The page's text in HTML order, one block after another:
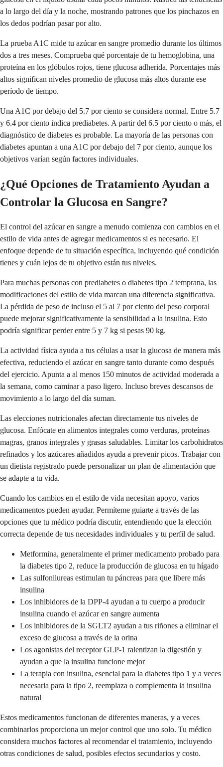
a lo largo del día y la noche, mostrando patrones que los pinchazos en
los dedos podrían pasar por alto.
La prueba A1C mide tu azúcar en sangre promedio durante los últimos
dos a tres meses. Comprueba qué porcentaje de tu hemoglobina, una
proteína en los glóbulos rojos, tiene glucosa adherida. Porcentajes más
altos significan niveles promedio de glucosa más altos durante ese
período de tiempo.
Una A1C por debajo del 5.7 por ciento se considera normal. Entre 5.7
y 6.4 por ciento indica prediabetes. A partir del 6.5 por ciento o más, el
diagnóstico de diabetes es probable. La mayoría de las personas con
diabetes apuntan a una A1C por debajo del 7 por ciento, aunque los
objetivos varían según factores individuales.
¿Qué Opciones de Tratamiento Ayudan a
Controlar la Glucosa en Sangre?
El control del azúcar en sangre a menudo comienza con cambios en el
estilo de vida antes de agregar medicamentos si es necesario. El
enfoque depende de tu situación específica, incluyendo qué condición
tienes y cuán lejos de tu objetivo están tus niveles.
Para muchas personas con prediabetes o diabetes tipo 2 temprana, las
modificaciones del estilo de vida marcan una diferencia significativa.
La pérdida de peso de incluso el 5 al 7 por ciento del peso corporal
puede mejorar significativamente la sensibilidad a la insulina. Esto
podría significar perder entre 5 y 7 kg si pesas 90 kg.
La actividad física ayuda a tus células a usar la glucosa de manera más
efectiva, reduciendo el azúcar en sangre tanto durante como después
del ejercicio. Apunta a al menos 150 minutos de actividad moderada a
la semana, como caminar a paso ligero. Incluso breves descansos de
movimiento a lo largo del día suman.
Las elecciones nutricionales afectan directamente tus niveles de
glucosa. Enfócate en alimentos integrales como verduras, proteínas
magras, granos integrales y grasas saludables. Limitar los carbohidratos
refinados y los azúcares añadidos ayuda a prevenir picos. Trabajar con
un dietista registrado puede personalizar un plan de alimentación que
se adapte a tu vida.
Cuando los cambios en el estilo de vida necesitan apoyo, varios
medicamentos pueden ayudar. Permíteme guiarte a través de las
opciones que tu médico podría discutir, entendiendo que la elección
correcta depende de tus necesidades individuales y tu perfil de salud.
Metformina, generalmente el primer medicamento probado para
la diabetes tipo 2, reduce la producción de glucosa en tu hígado
Las sulfonilureas estimulan tu páncreas para que libere más
insulina
Los inhibidores de la DPP-4 ayudan a tu cuerpo a producir
insulina cuando el azúcar en sangre aumenta
Los inhibidores de la SGLT2 ayudan a tus riñones a eliminar el
exceso de glucosa a través de la orina
Los agonistas del receptor GLP-1 ralentizan la digestión y
ayudan a que la insulina funcione mejor
La terapia con insulina, esencial para la diabetes tipo 1 y a veces
necesaria para la tipo 2, reemplaza o complementa la insulina
natural
Estos medicamentos funcionan de diferentes maneras, y a veces
combinarlos proporciona un mejor control que uno solo. Tu médico
considera muchos factores al recomendar el tratamiento, incluyendo
otras condiciones de salud, posibles efectos secundarios y costo.